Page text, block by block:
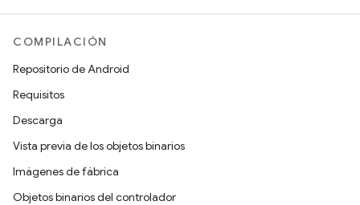
COMPILACIÓN
Repositorio de Android
Requisitos
Descarga
Vista previa de los objetos binarios
Imágenes de fábrica
Objetos binarios del controlador